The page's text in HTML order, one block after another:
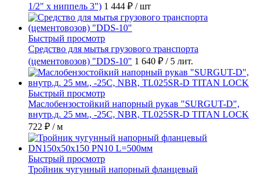
1/2" х ниппель 3") 1 444 ₽ / шт
Быстрый просмотр
Средство для мытья грузового транспорта
(цементовозов) "DDS-10" 1 640 ₽ / 5 лит.
Быстрый просмотр
Маслобензостойкий напорный рукав "SURGUT-D",
внутр.д. 25 мм., -25C, NBR, TL025SR-D TITAN LOCK
722 ₽ / м
Быстрый просмотр
Тройник чугунный напорный фланцевый